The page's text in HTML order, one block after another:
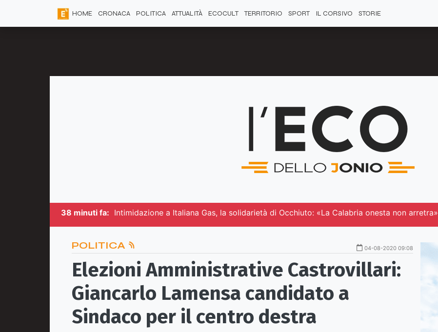
HOME CRONACA POLITICA ATTUALITÀ ECOCULT TERRITORIO SPORT IL CORSIVO STORIE
38 minuti fa: Intimidazione a Italiana Gas, la solidarietà di Occhiuto: «La Calabria onesta non arretra»
POLITICA 04-08-2020 09:08
Elezioni Amministrative Castrovillari:
Giancarlo Lamensa candidato a
Sindaco per il centro destra